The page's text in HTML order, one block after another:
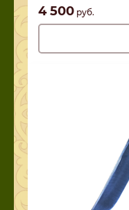
4 500 руб.